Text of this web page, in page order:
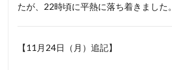
たが、22時頃に平熱に落ち着きました。
【11月24日（月）追記】